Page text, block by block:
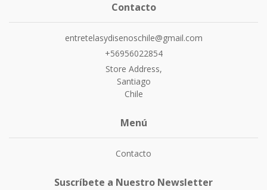
Contacto
entretelasydisenoschile@gmail.com
+56956022854
Store Address,
Santiago
Chile
Menú
Contacto
Suscríbete a Nuestro Newsletter